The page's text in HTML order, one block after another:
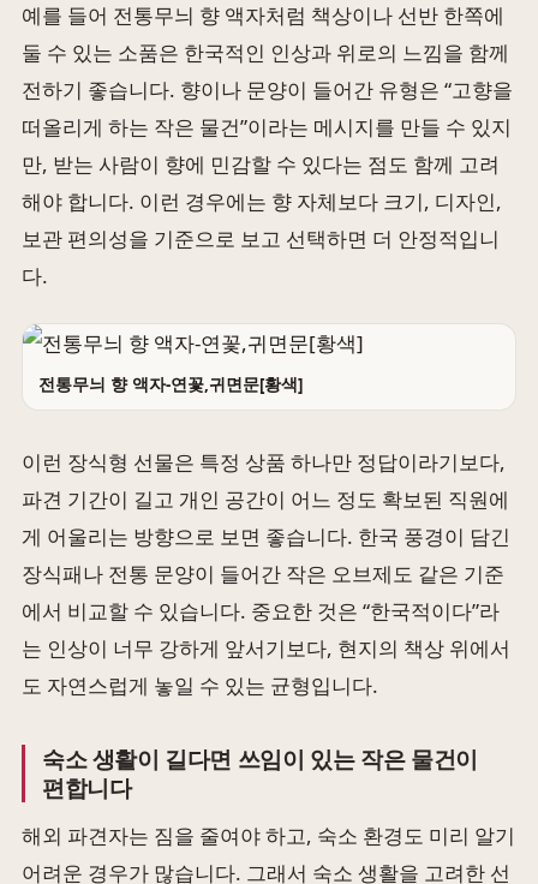
예를 들어 전통무늬 향 액자처럼 책상이나 선반 한쪽에
둘 수 있는 소품은 한국적인 인상과 위로의 느낌을 함께
전하기 좋습니다. 향이나 문양이 들어간 유형은 “고향을
떠올리게 하는 작은 물건”이라는 메시지를 만들 수 있지
만, 받는 사람이 향에 민감할 수 있다는 점도 함께 고려
해야 합니다. 이런 경우에는 향 자체보다 크기, 디자인,
보관 편의성을 기준으로 보고 선택하면 더 안정적입니
다.
전통무늬 향 액자-연꽃,귀면문[황색]
이런 장식형 선물은 특정 상품 하나만 정답이라기보다,
파견 기간이 길고 개인 공간이 어느 정도 확보된 직원에
게 어울리는 방향으로 보면 좋습니다. 한국 풍경이 담긴
장식패나 전통 문양이 들어간 작은 오브제도 같은 기준
에서 비교할 수 있습니다. 중요한 것은 “한국적이다”라
는 인상이 너무 강하게 앞서기보다, 현지의 책상 위에서
도 자연스럽게 놓일 수 있는 균형입니다.
숙소 생활이 길다면 쓰임이 있는 작은 물건이
편합니다
해외 파견자는 짐을 줄여야 하고, 숙소 환경도 미리 알기
어려운 경우가 많습니다. 그래서 숙소 생활을 고려한 선